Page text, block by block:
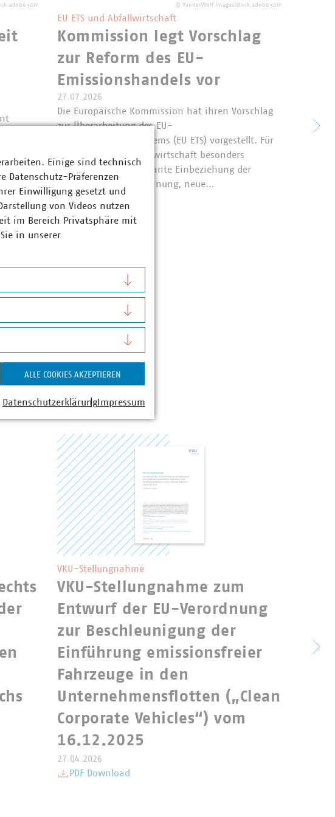
die
© VanderWolf Images/stock.adobe.com
EU ETS und Abfallwirtschaft
Kommission legt Vorschlag
zur Reform des EU-
Emissionshandels vor
27.07.2026
Die Europäische Kommission hat ihren Vorschlag
zur Überarbeitung des EU-
Emissionshandelssystems (EU ETS) vorgestellt. Für
die kommunale Abfallwirtschaft besonders
relevant sind die geplante Einbeziehung der
Siedlungsabfallverbrennung, neue…
Die
VKU-Stellungnahme
VKU-Stellungnahme zum
Entwurf der EU-Verordnung
zur Beschleunigung der
Einführung emissionsfreier
Fahrzeuge in den
Unternehmensflotten („Clean
Corporate Vehicles“) vom
16.12.2025
27.04.2026
PDF Download
Einige sind technisch
Datenschutz-Präferenzen
Einwilligung gesetzt und
von Videos nutzen
im Bereich Privatsphäre mit
in unserer
ALLE COOKIES AKZEPTIEREN
Datenschutzerklärung Impressum